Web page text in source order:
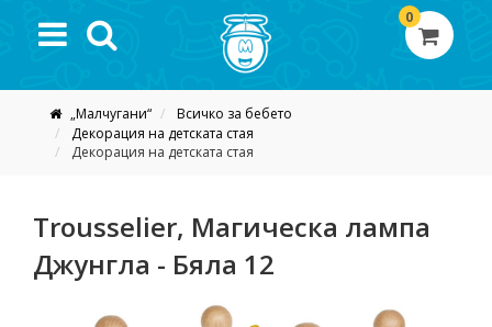
0
„Малчугани“
Всичко за бебето
Декорация на детската стая
Декорация на детската стая
Trousselier, Магическа лампа
Джунгла - Бяла 12